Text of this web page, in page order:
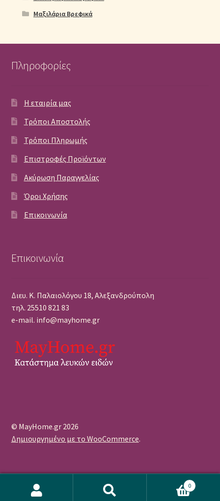
Μαξιλάρια Βρεφικά
Πληροφορίες
Η εταιρία μας
Τρόποι Αποστολής
Τρόποι Πληρωμής
Επιστροφές Προϊόντων
Ακύρωση Παραγγελίας
Όροι Χρήσης
Επικοινωνία
Επικοινωνία
Διευ. Κ. Παλαιολόγου 18, Αλεξανδρούπολη
τηλ. 25510 821 83
e-mail. info@mayhome.gr
© MayHome.gr 2026
Δημιουργημένο με το WooCommerce.
Αναζήτηση
Αναζήτηση
0